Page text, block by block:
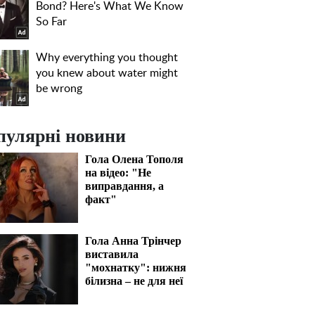
новини
Гола Олена Тополя
на відео: "Не
виправдання, а
факт"
Гола Анна Трінчер
виставила
"мохнатку": нижня
білизна – не для неї